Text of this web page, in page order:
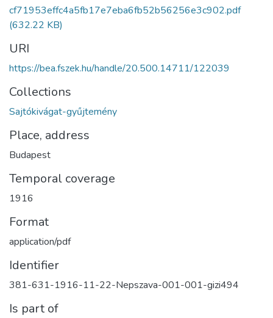
cf71953effc4a5fb17e7eba6fb52b56256e3c902.pdf
(632.22 KB)
URI
https://bea.fszek.hu/handle/20.500.14711/122039
Collections
Sajtókivágat-gyűjtemény
Place, address
Budapest
Temporal coverage
1916
Format
application/pdf
Identifier
381-631-1916-11-22-Nepszava-001-001-gizi494
Is part of